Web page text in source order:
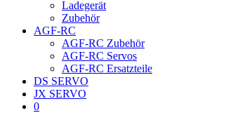
Ladegerät
Zubehör
AGF-RC
AGF-RC Zubehör
AGF-RC Servos
AGF-RC Ersatzteile
DS SERVO
JX SERVO
0